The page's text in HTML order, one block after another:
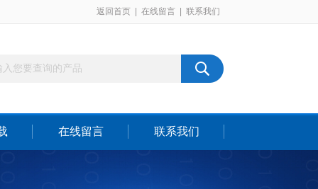
返回首页 在线留言 联系我们
在线留言 联系我们